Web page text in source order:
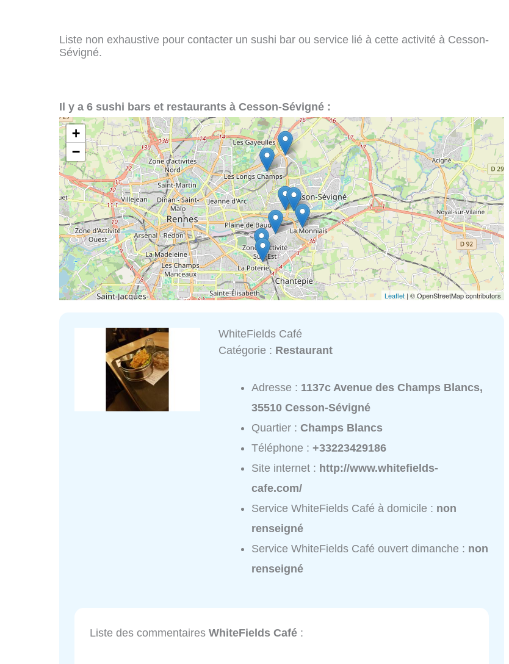
Liste non exhaustive pour contacter un sushi bar ou service lié à cette activité à Cesson-
Sévigné.
Il y a 6 sushi bars et restaurants à Cesson-Sévigné :
+
−
Leaflet | © OpenStreetMap contributors
WhiteFields Café
Catégorie : Restaurant
Adresse : 1137c Avenue des Champs Blancs,
35510 Cesson-Sévigné
Quartier :Champs Blancs
Téléphone :+33223429186
Site internet : http://www.whitefields-
cafe.com/
Service WhiteFields Café à domicile : non
renseigné
Service WhiteFields Café ouvert dimanche : non
renseigné
Liste des commentaires WhiteFields Café :